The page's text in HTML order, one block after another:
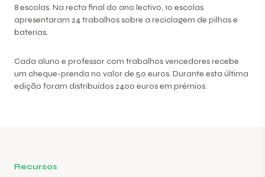
8 escolas. Na recta final do ano lectivo, 10 escolas
apresentaram 24 trabalhos sobre a reciclagem de pilhas e
baterias.
Cada aluno e professor com trabalhos vencedores recebe
um cheque-prenda no valor de 50 euros. Durante esta última
edição foram distribuídos 2400 euros em prémios.
Recursos